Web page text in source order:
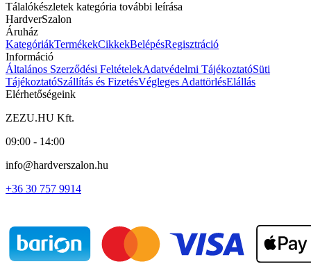
Tálalókészletek kategória további leírása
HardverSzalon
Áruház
KategóriákTermékekCikkekBelépésRegisztráció
Információ
Általános Szerződési FeltételekAdatvédelmi TájékoztatóSüti
TájékoztatóSzállítás és FizetésVégleges AdattörlésElállás
Elérhetőségeink
ZEZU.HU Kft.
09:00 - 14:00
info@hardverszalon.hu
+36 30 757 9914